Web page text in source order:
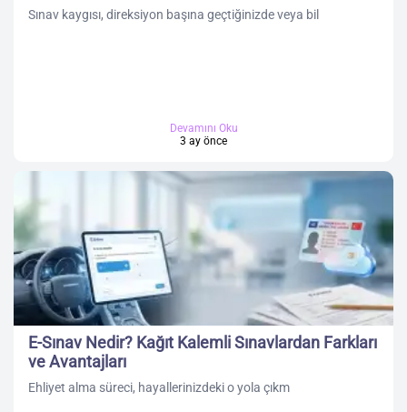
Sınav kaygısı, direksiyon başına geçtiğinizde veya bil
Devamını Oku
3 ay önce
E-Sınav Nedir? Kağıt Kalemli Sınavlardan Farkları
ve Avantajları
Ehliyet alma süreci, hayallerinizdeki o yola çıkm